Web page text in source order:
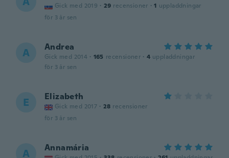
Gick med 2019 · 29 recensioner · 1 uppladdningar
för 3 år sen
A Andrea
Gick med 2014 · 165 recensioner · 4 uppladdningar
för 3 år sen
E Elizabeth
Gick med 2017 · 28 recensioner
för 3 år sen
A Annamária